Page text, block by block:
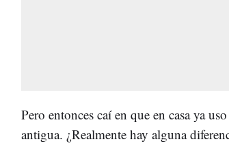
Pero entonces caí en que en casa ya
antigua. ¿Realmente hay alguna